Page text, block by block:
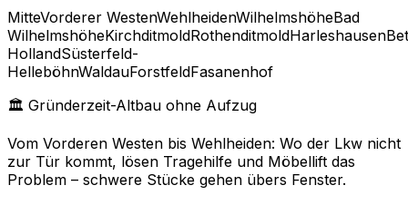
MitteVorderer WestenWehlheidenWilhelmshöheBad
WilhelmshöheKirchditmoldRothenditmoldHarleshausen
HollandSüsterfeld-
HelleböhnWaldauForstfeldFasanenhof
🏛 Gründerzeit-Altbau ohne Aufzug
Vom Vorderen Westen bis Wehlheiden: Wo der Lkw nicht
zur Tür kommt, lösen Tragehilfe und Möbellift das
Problem – schwere Stücke gehen übers Fenster.